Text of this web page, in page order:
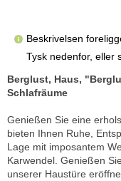
Beskrivelsen
Tysk nedenfor, eller
Berglust, Haus,
Schlafräume
Genießen Sie eine
bieten Ihnen Ruhe,
Lage mit imposantem
Karwendel. Genießen
unserer Haustüre